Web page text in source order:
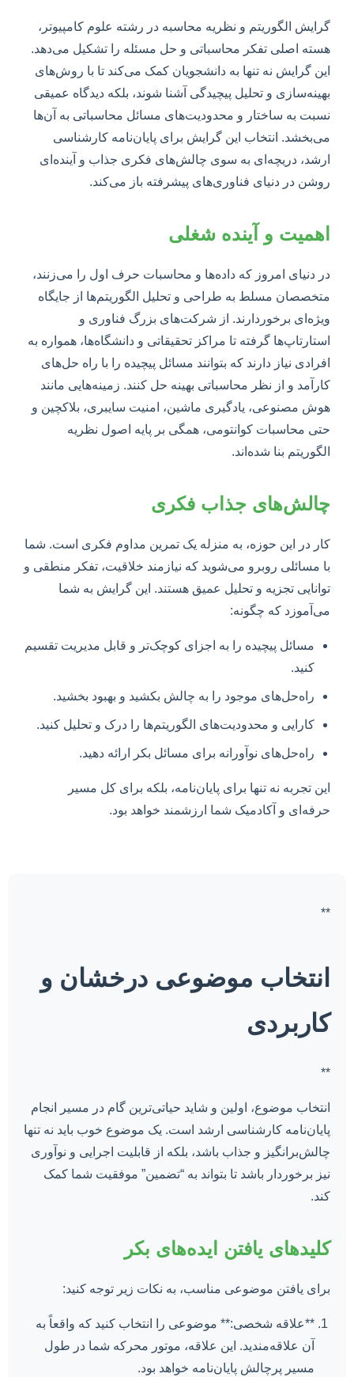
گرایش الگوریتم و نظریه محاسبه در رشته علوم کامپیوتر،
هسته اصلی تفکر محاسباتی و حل مسئله را تشکیل می‌دهد.
این گرایش نه تنها به دانشجویان کمک می‌کند تا با روش‌های
بهینه‌سازی و تحلیل پیچیدگی آشنا شوند، بلکه دیدگاه عمیقی
نسبت به ساختار و محدودیت‌های مسائل محاسباتی به آن‌ها
می‌بخشد. انتخاب این گرایش برای پایان‌نامه کارشناسی
ارشد، دریچه‌ای به سوی چالش‌های فکری جذاب و آینده‌ای
روشن در دنیای فناوری‌های پیشرفته باز می‌کند.
اهمیت و آینده شغلی
در دنیای امروز که داده‌ها و محاسبات حرف اول را می‌زنند،
متخصصان مسلط به طراحی و تحلیل الگوریتم‌ها از جایگاه
ویژه‌ای برخوردارند. از شرکت‌های بزرگ فناوری و
استارتاپ‌ها گرفته تا مراکز تحقیقاتی و دانشگاه‌ها، همواره به
افرادی نیاز دارند که بتوانند مسائل پیچیده را با راه حل‌های
کارآمد و از نظر محاسباتی بهینه حل کنند. زمینه‌هایی مانند
هوش مصنوعی، یادگیری ماشین، امنیت سایبری، بلاکچین و
حتی محاسبات کوانتومی، همگی بر پایه اصول نظریه
الگوریتم بنا شده‌اند.
چالش‌های جذاب فکری
کار در این حوزه، به منزله یک تمرین مداوم فکری است. شما
با مسائلی روبرو می‌شوید که نیازمند خلاقیت، تفکر منطقی و
توانایی تجزیه و تحلیل عمیق هستند. این گرایش به شما
می‌آموزد که چگونه:
مسائل پیچیده را به اجزای کوچک‌تر و قابل مدیریت تقسیم
کنید.
راه‌حل‌های موجود را به چالش بکشید و بهبود بخشید.
کارایی و محدودیت‌های الگوریتم‌ها را درک و تحلیل کنید.
راه‌حل‌های نوآورانه برای مسائل بکر ارائه دهید.
این تجربه نه تنها برای پایان‌نامه، بلکه برای کل مسیر
حرفه‌ای و آکادمیک شما ارزشمند خواهد بود.
**
انتخاب موضوعی درخشان و
کاربردی
**
انتخاب موضوع، اولین و شاید حیاتی‌ترین گام در مسیر انجام
پایان‌نامه کارشناسی ارشد است. یک موضوع خوب باید نه تنها
چالش‌برانگیز و جذاب باشد، بلکه از قابلیت اجرایی و نوآوری
نیز برخوردار باشد تا بتواند به “تضمین” موفقیت شما کمک
کند.
کلیدهای یافتن ایده‌های بکر
برای یافتن موضوعی مناسب، به نکات زیر توجه کنید:
**علاقه شخصی:** موضوعی را انتخاب کنید که واقعاً به
آن علاقه‌مندید. این علاقه، موتور محرکه شما در طول
مسیر پرچالش پایان‌نامه خواهد بود.